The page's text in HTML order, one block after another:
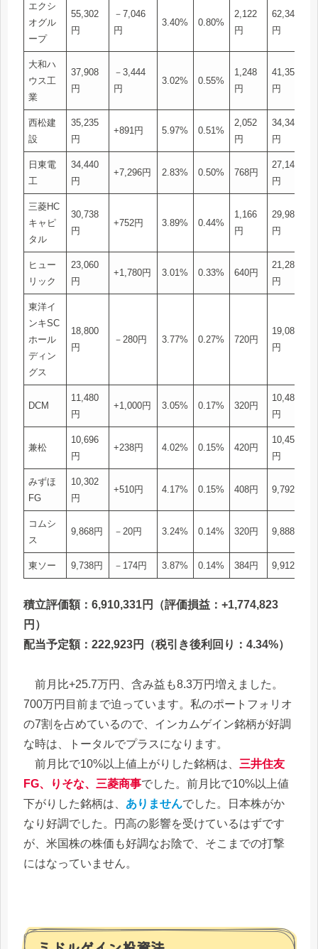
エクシ
オグル
ープ
55,302
円
－7,046
円
3.40% 0.80%
2,122
円
62,348
円
大和ハ
ウス工
業
37,908
円
－3,444
円
3.02% 0.55%
1,248
円
41,352
円
西松建
設
35,235
円
+891円 5.97% 0.51%
2,052
円
34,344
円
日東電
工
34,440
円
+7,296円 2.83% 0.50% 768円
27,144
円
三菱HC
キャピ
タル
30,738
円
+752円 3.89% 0.44%
1,166
円
29,986
円
ヒュー
リック
23,060
円
+1,780円 3.01% 0.33% 640円
21,280
円
東洋イ
ンキSC
ホール
ディン
グス
18,800
円
－280円 3.77% 0.27% 720円
19,080
円
DCM
11,480
円
+1,000円 3.05% 0.17% 320円
10,480
円
兼松
10,696
円
+238円 4.02% 0.15% 420円
10,458
円
みずほ
FG
10,302
円
+510円 4.17% 0.15% 408円 9,792円
コムシ
ス
9,868円 －20円 3.24% 0.14% 320円 9,888円
東ソー 9,738円 －174円 3.87% 0.14% 384円 9,912円
積立評価額：6,910,331円（評価損益：+1,774,823
円）
配当予定額：222,923円（税引き後利回り：4.34%）
前月比+25.7万円、含み益も8.3万円増えました。
700万円目前まで迫っています。私のポートフォリオ
の7割を占めているので、インカムゲイン銘柄が好調
な時は、トータルでプラスになります。
前月比で10%以上値上がりした銘柄は、 三井住友
FG、りそな、三菱商事でした。前月比で10%以上値
下がりした銘柄は、 ありませんでした。日本株がか
なり好調でした。円高の影響を受けているはずです
が、米国株の株価も好調なお陰で、そこまでの打撃
にはなっていません。